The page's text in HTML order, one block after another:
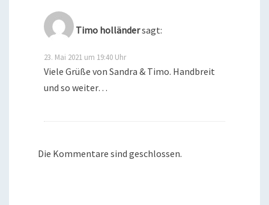
Timo holländersagt:
23. Mai 2021 um 19:40 Uhr
Viele Grüße von Sandra & Timo. Handbreit
und so weiter…
Die Kommentare sind geschlossen.